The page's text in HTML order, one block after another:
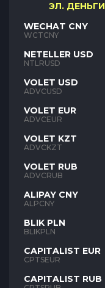
ЭЛ. ДЕНЬГИ
WECHAT CNY
WCTCNY
NETELLER USD
NTLRUSD
VOLET USD
ADVCUSD
VOLET EUR
ADVCEUR
VOLET KZT
ADVCKZT
VOLET RUB
ADVCRUB
ALIPAY CNY
ALPCNY
BLIK PLN
BLIKPLN
CAPITALIST EUR
CPTSEUR
CAPITALIST RUB